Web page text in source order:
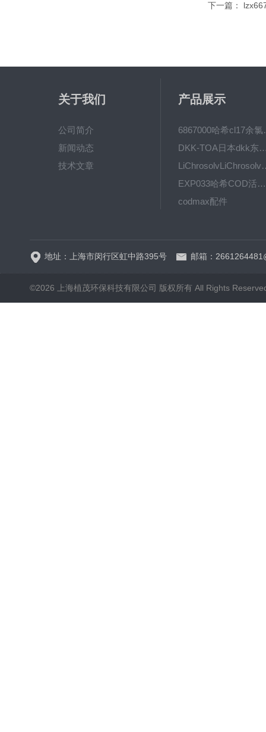
下一篇：
关于我们
公司简介
新闻动态
技术文章
产品展示
6867000
DKK-TOA日本dkk东亚电
EXP033哈希COD活塞泵价格 EXP033
codmax配件
地址：上海市闵行区虹中路395号 邮箱：
©2026 上海植茂环保科技有限公司 版权所有 All Rights